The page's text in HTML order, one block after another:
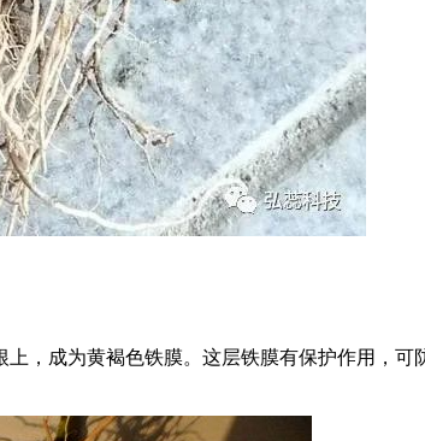
成为黄褐色铁膜。这层铁膜有保护作用，可